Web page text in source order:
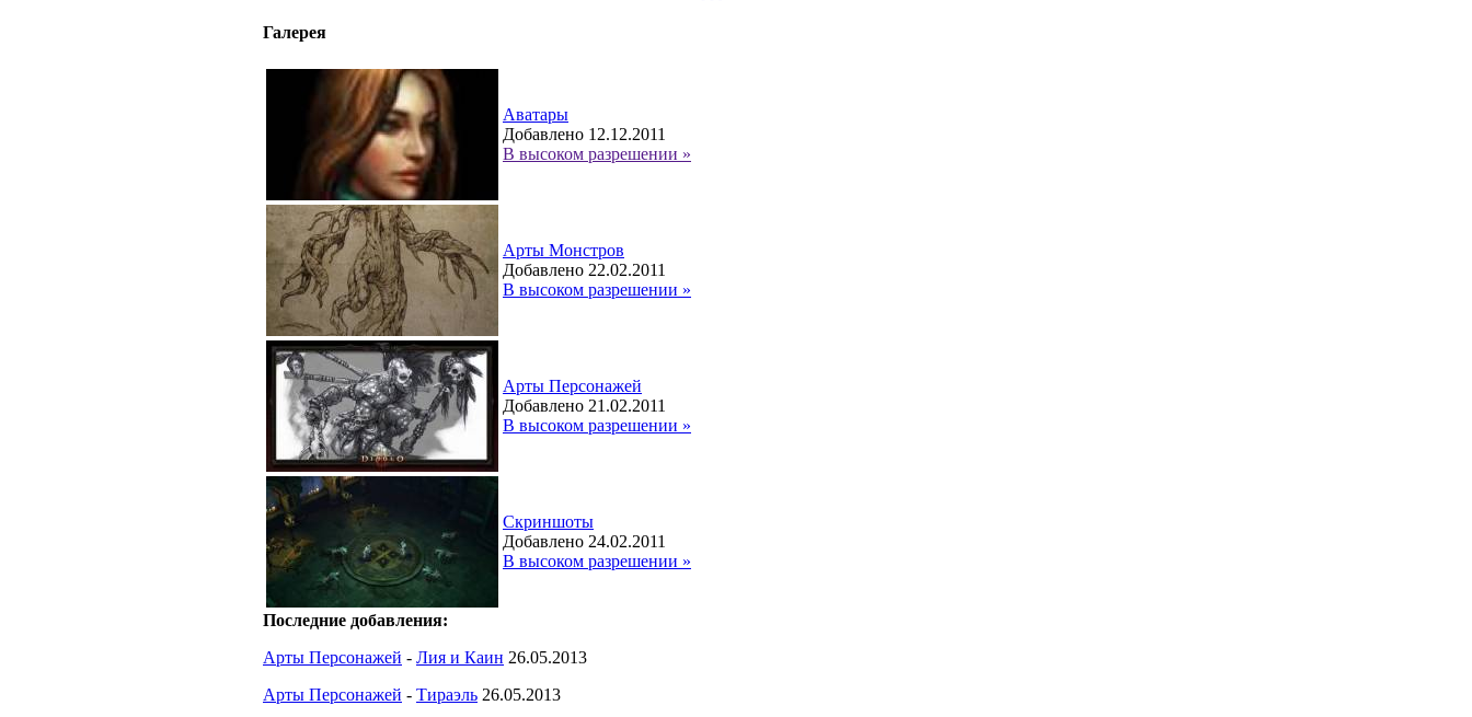
Галерея
Аватары
Добавлено 12.12.2011
В высоком разрешении »
Арты Монстров
Добавлено 22.02.2011
В высоком разрешении »
Арты Персонажей
Добавлено 21.02.2011
В высоком разрешении »
Скриншоты
Добавлено 24.02.2011
В высоком разрешении »
Последние добавления:
Арты Персонажей - Лия и Каин 26.05.2013
Арты Персонажей - Тираэль 26.05.2013